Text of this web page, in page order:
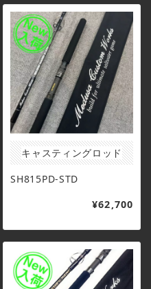
キャスティングロッド
SH815PD-STD
¥62,700